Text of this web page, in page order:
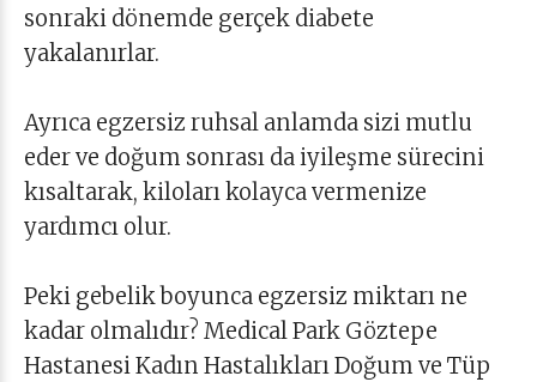
sonraki dönemde gerçek diabete
yakalanırlar.
Ayrıca egzersiz ruhsal anlamda sizi mutlu
eder ve doğum sonrası da iyileşme sürecini
kısaltarak, kiloları kolayca vermenize
yardımcı olur.
Peki gebelik boyunca egzersiz miktarı ne
kadar olmalıdır? Medical Park Göztepe
Hastanesi Kadın Hastalıkları Doğum ve Tüp